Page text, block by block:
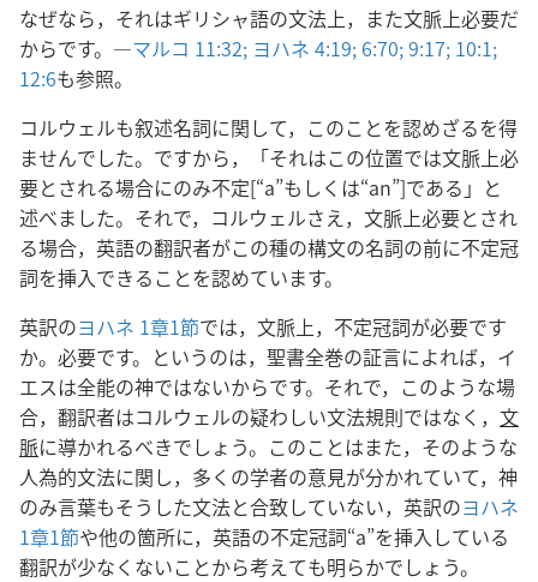
なぜなら，それはギリシャ語の文法上，また文脈上必要だ
からです。―マルコ 11:32; ヨハネ 4:19; 6:70; 9:17; 10:1;
12:6も参照。
コルウェルも叙述名詞に関して，このことを認めざるを得
ませんでした。ですから，「それはこの位置では文脈上必
要とされる場合にのみ不定[“a”もしくは“an”]である」と
述べました。それで，コルウェルさえ，文脈上必要とされ
る場合，英語の翻訳者がこの種の構文の名詞の前に不定冠
詞を挿入できることを認めています。
英訳のヨハネ 1章1節では，文脈上，不定冠詞が必要です
か。必要です。というのは，聖書全巻の証言によれば，イ
エスは全能の神ではないからです。それで，このような場
合，翻訳者はコルウェルの疑わしい文法規則ではなく， 文
脈に導かれるべきでしょう。このことはまた，そのような
人為的文法に関し，多くの学者の意見が分かれていて，神
のみ言葉もそうした文法と合致していない，英訳のヨハネ
1章1節や他の箇所に，英語の不定冠詞“a”を挿入している
翻訳が少なくないことから考えても明らかでしょう。